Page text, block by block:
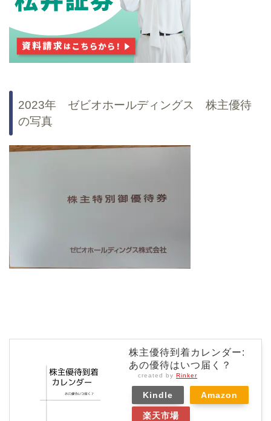
2023年 ゼビオホールディングス 株主優待
の写真
株主優待到着カレンダー:
あの優待はいつ届く？
created by Rinker
Kindle Amazon
楽天市場